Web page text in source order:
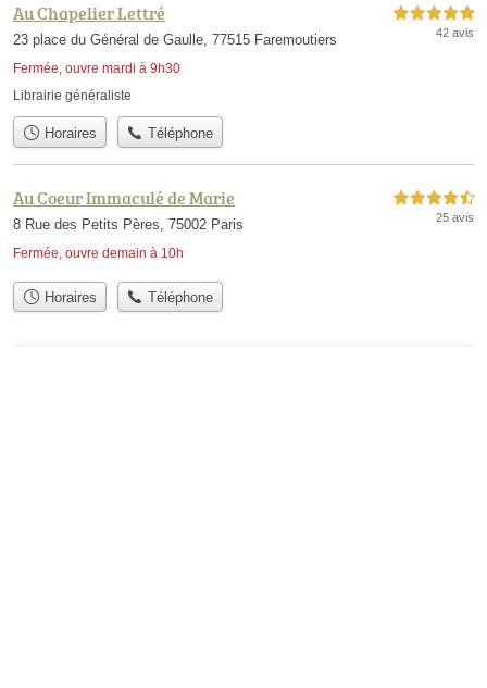
Au Chapelier Lettré
23 place du Général de Gaulle, 77515 Faremoutiers
Fermée, ouvre mardi à 9h30
5,0 étoiles sur 5
42 avis
Librairie généraliste
Horaires Téléphone
Au Coeur Immaculé de Marie
8 Rue des Petits Pères, 75002 Paris
Fermée, ouvre demain à 10h
4,5 étoiles sur 5
25 avis
Horaires Téléphone